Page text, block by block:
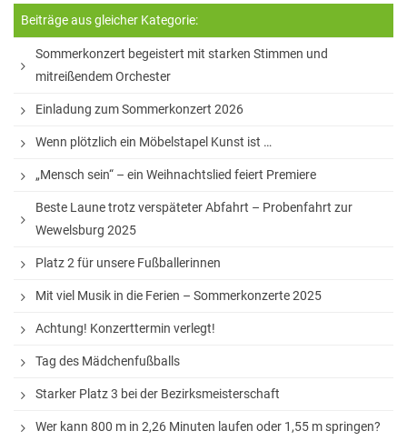
Kooperationen
IT & Print
Musikschule
Stadtbücherei
Wirtschaft
Ziele des Fördervereins
Sitzungen und Protokolle
Neue Fünftklässler*innen
Unsere Schule
Schule digital
Unterricht
Beiträge aus gleicher Kategorie:
Sommerkonzert begeistert mit starken Stimmen und
mitreißendem Orchester
Einladung zum Sommerkonzert 2026
Wenn plötzlich ein Möbelstapel Kunst ist …
„Mensch sein“ – ein Weihnachtslied feiert Premiere
Beste Laune trotz verspäteter Abfahrt – Probenfahrt zur
Wewelsburg 2025
Platz 2 für unsere Fußballerinnen
Mit viel Musik in die Ferien – Sommerkonzerte 2025
Achtung! Konzerttermin verlegt!
Tag des Mädchenfußballs
Starker Platz 3 bei der Bezirksmeisterschaft
Wer kann 800 m in 2,26 Minuten laufen oder 1,55 m springen?